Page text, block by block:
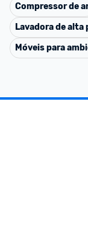
Compressor de
Lavadora de alta
Móveis para